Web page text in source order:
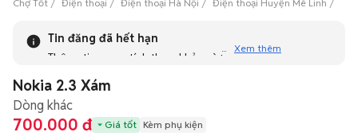
Chợ Tốt Điện thoại Điện thoại Hà Nội Điện thoại Huyện Mê Linh
Tin đăng đã hết hạn
Thông tin mang tính tham khảo và bạn không thể liên hệ
tương tự khác dưới đây nhé!
Xem thêm
Nokia 2.3 Xám
Dòng khác
700.000 đ Giá tốt Kèm phụ kiện